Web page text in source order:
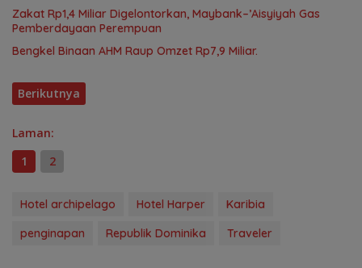
Zakat Rp1,4 Miliar Digelontorkan, Maybank–’Aisyiyah Gas
Pemberdayaan Perempuan
Bengkel Binaan AHM Raup Omzet Rp7,9 Miliar.
Berikutnya
Laman:
1
2
Hotel archipelago Hotel Harper
Karibia
penginapan
Republik Dominika Traveler